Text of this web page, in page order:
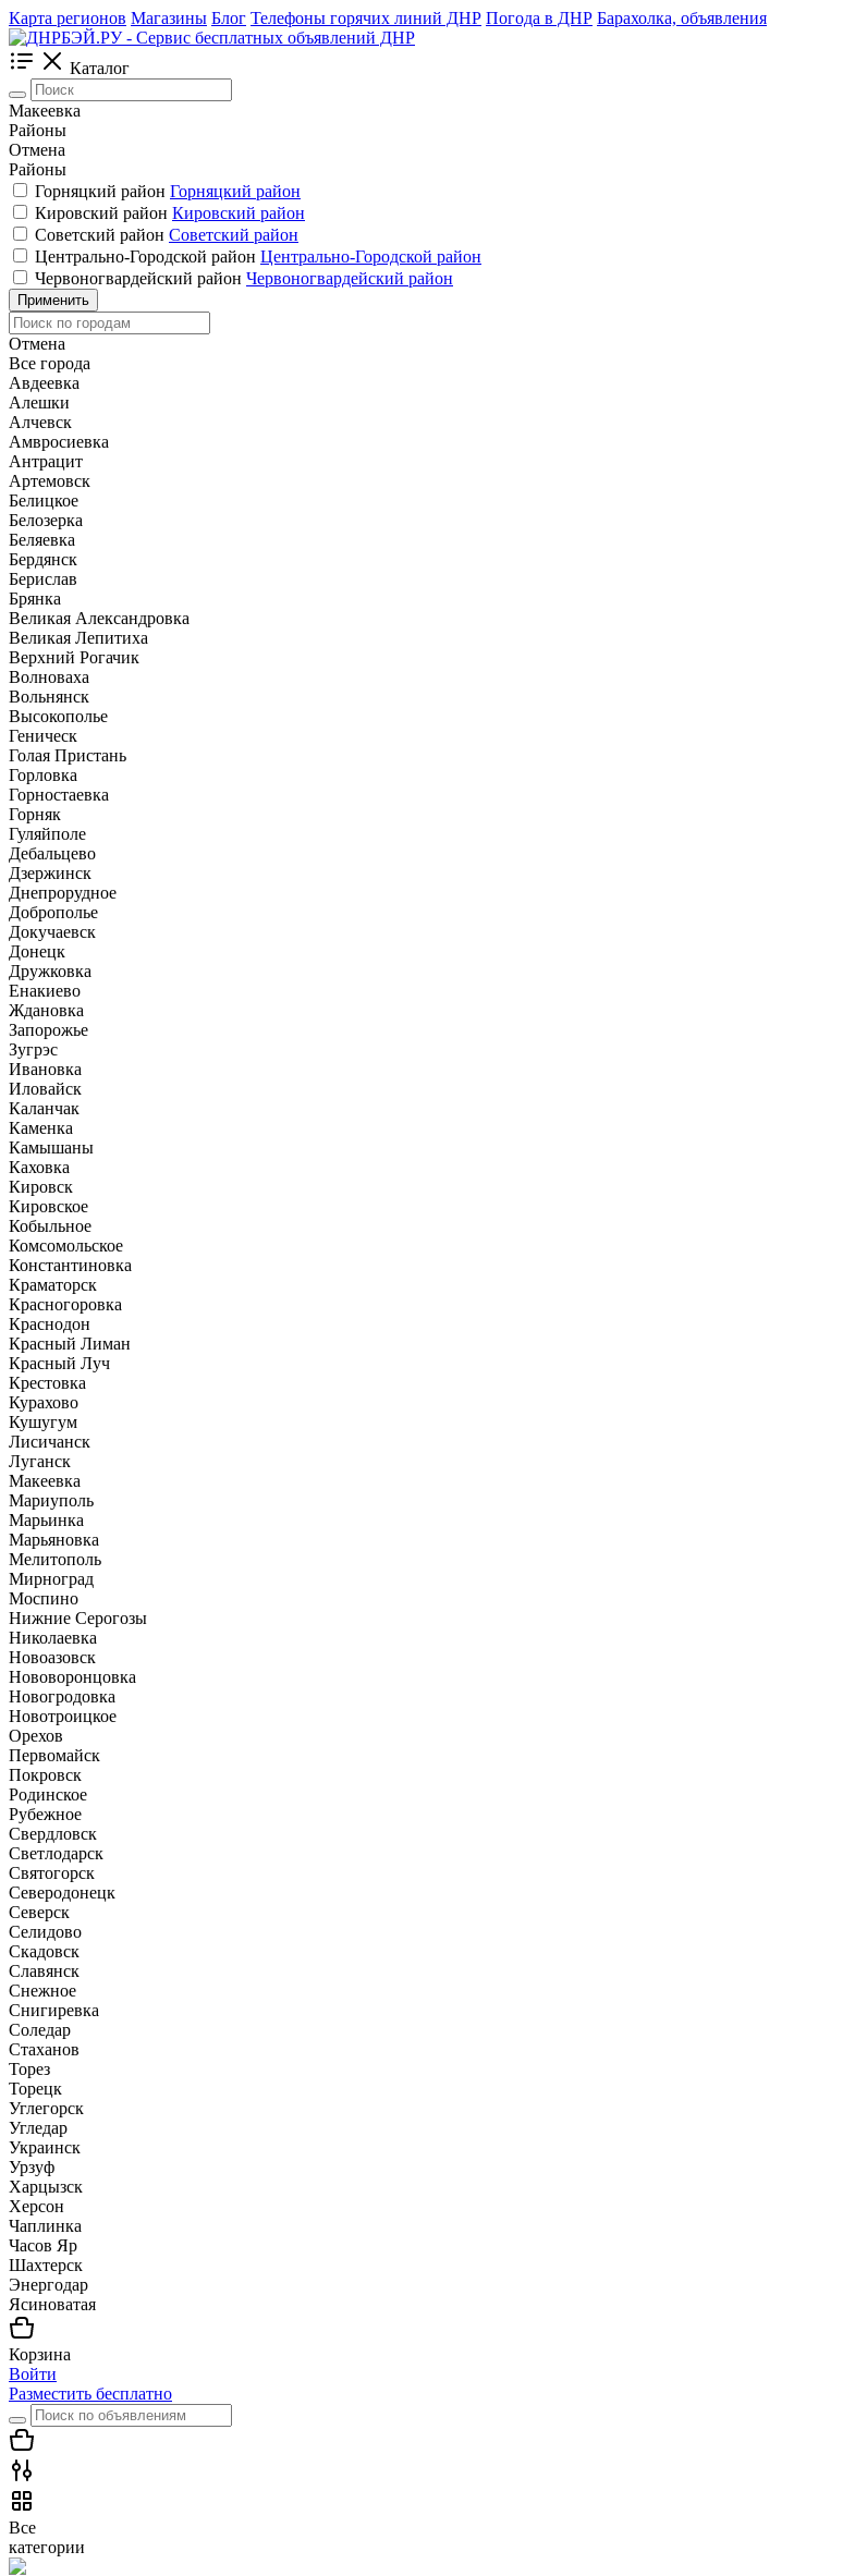
Карта регионов Магазины Блог Телефоны горячих линий ДНР Погода в ДНР Барахолка, объявления
Каталог
Макеевка
Районы
Отмена
Районы
Горняцкий район Горняцкий район
Кировский район Кировский район
Советский район Советский район
Центрально-Городской район Центрально-Городской район
Червоногвардейский район Червоногвардейский район
Применить
Отмена
Все города
Авдеевка
Алешки
Алчевск
Амвросиевка
Антрацит
Артемовск
Белицкое
Белозерка
Беляевка
Бердянск
Берислав
Брянка
Великая Александровка
Великая Лепитиха
Верхний Рогачик
Волноваха
Вольнянск
Высокополье
Геническ
Голая Пристань
Горловка
Горностаевка
Горняк
Гуляйполе
Дебальцево
Дзержинск
Днепрорудное
Доброполье
Докучаевск
Донецк
Дружковка
Енакиево
Ждановка
Запорожье
Зугрэс
Ивановка
Иловайск
Каланчак
Каменка
Камышаны
Каховка
Кировск
Кировское
Кобыльное
Комсомольское
Константиновка
Краматорск
Красногоровка
Краснодон
Красный Лиман
Красный Луч
Крестовка
Курахово
Кушугум
Лисичанск
Луганск
Макеевка
Мариуполь
Марьинка
Марьяновка
Мелитополь
Мирноград
Моспино
Нижние Серогозы
Николаевка
Новоазовск
Нововоронцовка
Новогродовка
Новотроицкое
Орехов
Первомайск
Покровск
Родинское
Рубежное
Свердловск
Светлодарск
Святогорск
Северодонецк
Северск
Селидово
Скадовск
Славянск
Снежное
Снигиревка
Соледар
Стаханов
Торез
Торецк
Углегорск
Угледар
Украинск
Урзуф
Харцызск
Херсон
Чаплинка
Часов Яр
Шахтерск
Энергодар
Ясиноватая
Корзина
Войти
Разместить бесплатно
Все
категории